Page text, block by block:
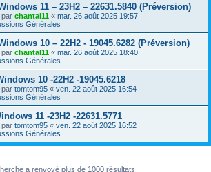
11 – 23H2 – 22631.5840 (Préversion)
par chantal11 « mar. 26 août 2025 19:57
Générales
10 – 22H2 - 19045.6282 (Préversion)
par chantal11 « mar. 26 août 2025 18:40
Générales
10 -22H2 -19045.6218
par tomtom95 « ven. 22 août 2025 16:54
Générales
11 -23H2 -22631.5771
par tomtom95 « ven. 22 août 2025 16:52
Générales
a renvoyé plus de 1000 résultats